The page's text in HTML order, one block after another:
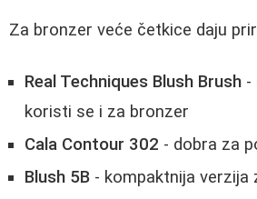
Za bronzer veće četkice daju
Real Techniques Blush Brush -
koristi se i za bronzer
Cala Contour 302 - dobra za
Blush 5B - kompaktnija verzija